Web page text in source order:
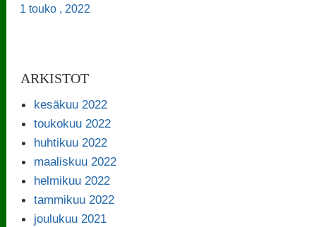
1 touko , 2022
ARKISTOT
kesäkuu 2022
toukokuu 2022
huhtikuu 2022
maaliskuu 2022
helmikuu 2022
tammikuu 2022
joulukuu 2021